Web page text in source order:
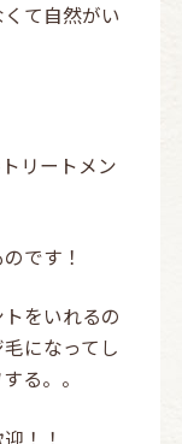
て自然がい
リートメン
です！
をいれるの
になってし
る。。
！！